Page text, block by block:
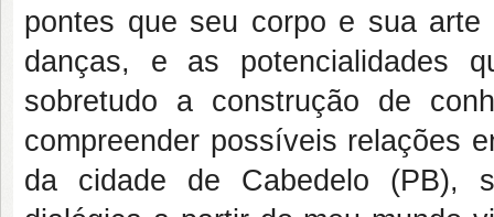
pontes que seu corpo e sua
danças, e as potencialidades
sobretudo a construção de
compreender possíveis relações
da cidade de Cabedelo (PB),